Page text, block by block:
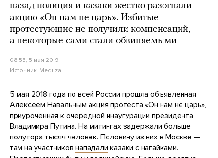
назад полиция и казаки жестко разогнали
акцию «Он нам не царь». Избитые
протестующие не получили компенсаций,
а некоторые сами стали обвиняемыми
08:55, 5 мая 2019
Источник: Meduza
5 мая 2018 года по всей России прошла объявленная
Алексеем Навальным акция протеста «Он нам не царь»,
приуроченная к очередной инаугурации президента
Владимира Путина. На митингах задержали больше
полутора тысяч человек. Половину из них в Москве —
там на участников нападали казаки с нагайками.